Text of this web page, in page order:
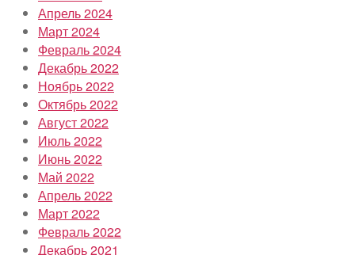
Апрель 2024
Март 2024
Февраль 2024
Декабрь 2022
Ноябрь 2022
Октябрь 2022
Август 2022
Июль 2022
Июнь 2022
Май 2022
Апрель 2022
Март 2022
Февраль 2022
Декабрь 2021